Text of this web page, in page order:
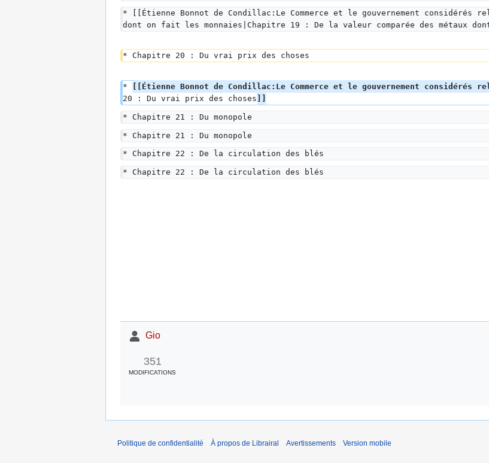
* [[Étienne Bonnot de Condillac:Le Commerce et le gouvernement considérés
dont on fait les monnaies|Chapitre 19 : De la valeur comparée des métaux
* Chapitre 20 : Du vrai prix des choses
* [[Étienne Bonnot de Condillac:Le Commerce et le gouvernement
20 : Du vrai prix des choses
* Chapitre 21 : Du monopole
* Chapitre 21 : Du monopole
* Chapitre 22 : De la circulation des blés
* Chapitre 22 : De la circulation des blés
Gio
351
MODIFICATIONS
Politique de confidentialité À propos de Librairal Avertissements Version mobile